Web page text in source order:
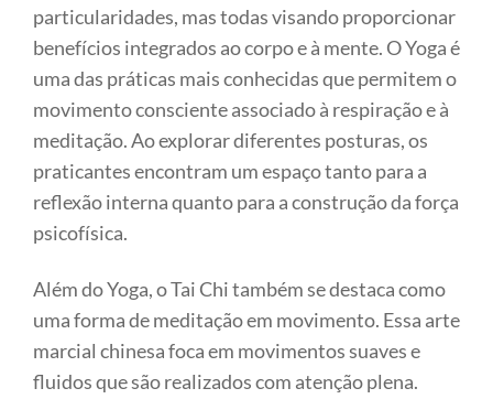
particularidades, mas todas visando proporcionar
benefícios integrados ao corpo e à mente. O Yoga é
uma das práticas mais conhecidas que permitem o
movimento consciente associado à respiração e à
meditação. Ao explorar diferentes posturas, os
praticantes encontram um espaço tanto para a
reflexão interna quanto para a construção da força
psicofísica.
Além do Yoga, o Tai Chi também se destaca como
uma forma de meditação em movimento. Essa arte
marcial chinesa foca em movimentos suaves e
fluidos que são realizados com atenção plena.